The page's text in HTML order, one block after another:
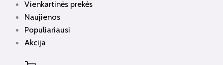
Vienkartinės prekės
Naujienos
Populiariausi
Akcija